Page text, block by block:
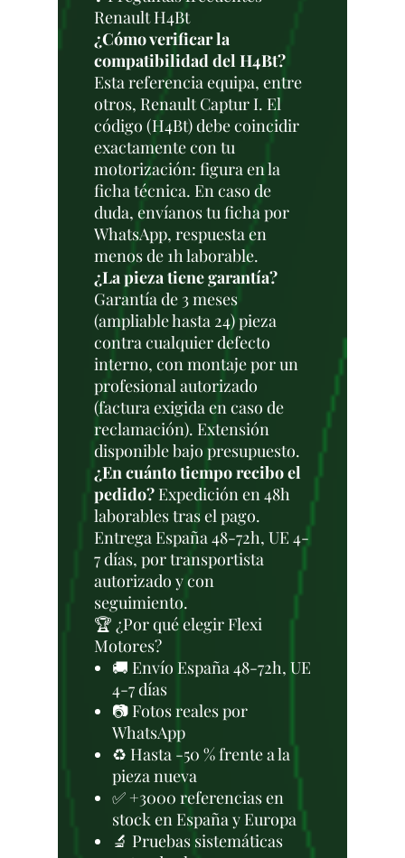
Renault H4Bt
¿Cómo verificar la
compatibilidad del H4Bt?
Esta referencia equipa, entre
otros, Renault Captur I. El
código (H4Bt) debe coincidir
exactamente con tu
motorización: figura en la
ficha técnica. En caso de
duda, envíanos tu ficha por
WhatsApp, respuesta en
menos de 1h laborable.
¿La pieza tiene garantía?
Garantía de 3 meses
(ampliable hasta 24) pieza
contra cualquier defecto
interno, con montaje por un
profesional autorizado
(factura exigida en caso de
reclamación). Extensión
disponible bajo presupuesto.
¿En cuánto tiempo recibo el
pedido? Expedición en 48h
laborables tras el pago.
Entrega España 48-72h, UE 4-
7 días, por transportista
autorizado y con
seguimiento.
🏆 ¿Por qué elegir Flexi
Motores?
🚚 Envío España 48-72h, UE
4-7 días
📷 Fotos reales por
WhatsApp
♻️ Hasta -50 % frente a la
pieza nueva
✅ +3000 referencias en
stock en España y Europa
🔬 Pruebas sistemáticas